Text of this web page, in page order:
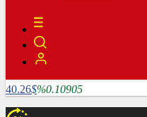
RİPPLE
118.86%2.16847
TETHER
40.26$%0.10905